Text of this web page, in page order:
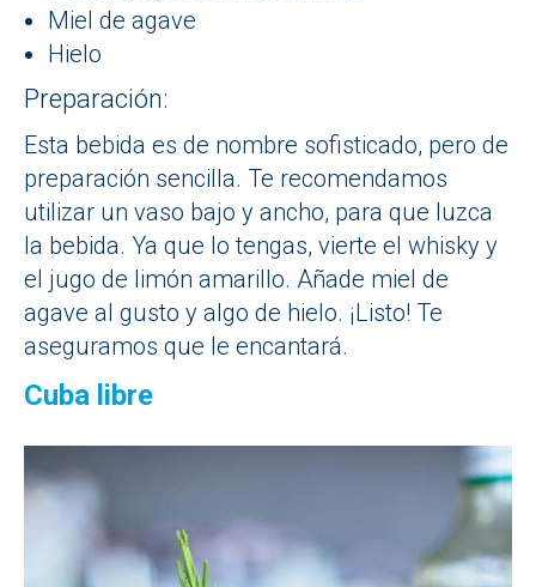
Miel de agave
Hielo
Preparación:
Esta bebida es de nombre sofisticado, pero de
preparación sencilla. Te recomendamos
utilizar un vaso bajo y ancho, para que luzca
la bebida. Ya que lo tengas, vierte el whisky y
el jugo de limón amarillo. Añade miel de
agave al gusto y algo de hielo. ¡Listo! Te
aseguramos que le encantará.
Cuba libre